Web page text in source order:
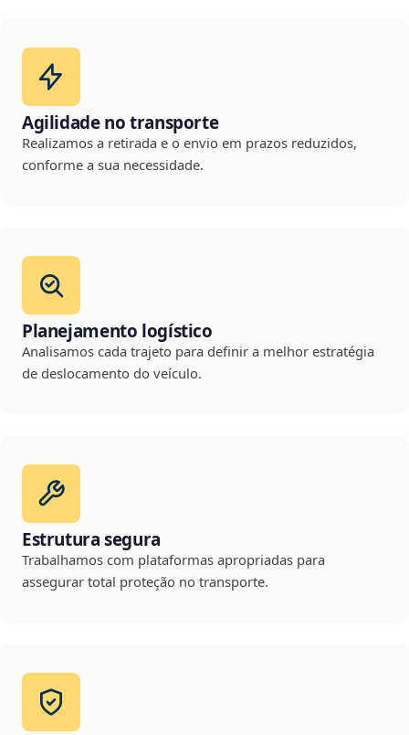
Agilidade no transporte
Realizamos a retirada e o envio em prazos reduzidos,
conforme a sua necessidade.
Planejamento logístico
Analisamos cada trajeto para definir a melhor estratégia
de deslocamento do veículo.
Estrutura segura
Trabalhamos com plataformas apropriadas para
assegurar total proteção no transporte.